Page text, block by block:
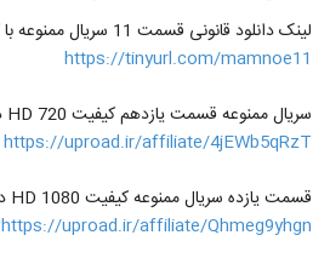
لینک دانلود قانونی قسمت 11 سریال ممنوعه با کیفیت بالا اینجا کلیک کنید :::
https://tinyurl.com/mamnoe11
سریال ممنوعه قسمت یازدهم کیفیت 720 HD در اینجا
https://uproad.ir/affiliate/4jEWb5qRzT
قسمت یازده سریال ممنوعه کیفیت 1080 HD در اینجا
https://uproad.ir/affiliate/Qhmeg9yhgn